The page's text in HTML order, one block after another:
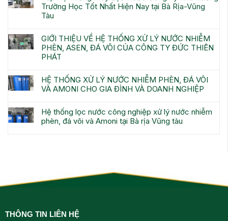
Trường Học Tốt Nhất Hiện Nay tại Bà Rịa-Vũng
Tàu
GIỚI THIỆU VỀ HỆ THỐNG XỬ LÝ NƯỚC NHIỄM
PHÈN, ASEN, ĐÁ VÔI CỦA CÔNG TY ĐỨC THIÊN
PHÁT
HỆ THỐNG XỬ LÝ NƯỚC NHIỄM PHÈN, ĐÁ VÔI
VÀ AMONI CHO GIA ĐÌNH VÀ DOANH NGHIỆP
Hệ thống lọc nước công nghiệp xử lý nước nhiễm
phèn, đá vôi và Amoni tại Bà rịa Vũng tàu
THÔNG TIN LIÊN HỆ